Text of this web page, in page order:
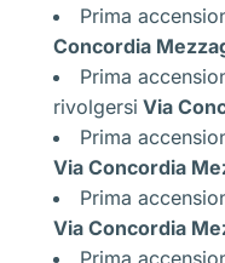
Prima
Concordia
Prima
rivolgersi Via
Prima
Via Concordia
Prima
Via Concordia
Prima